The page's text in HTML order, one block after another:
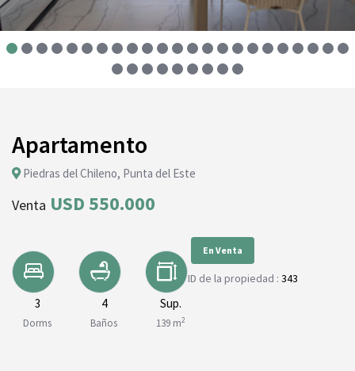
Apartamento
Piedras del Chileno, Punta del Este
Venta USD 550.000
3
Dorms
4
Baños
Sup.
139 m2
En Venta
ID de la propiedad : 343